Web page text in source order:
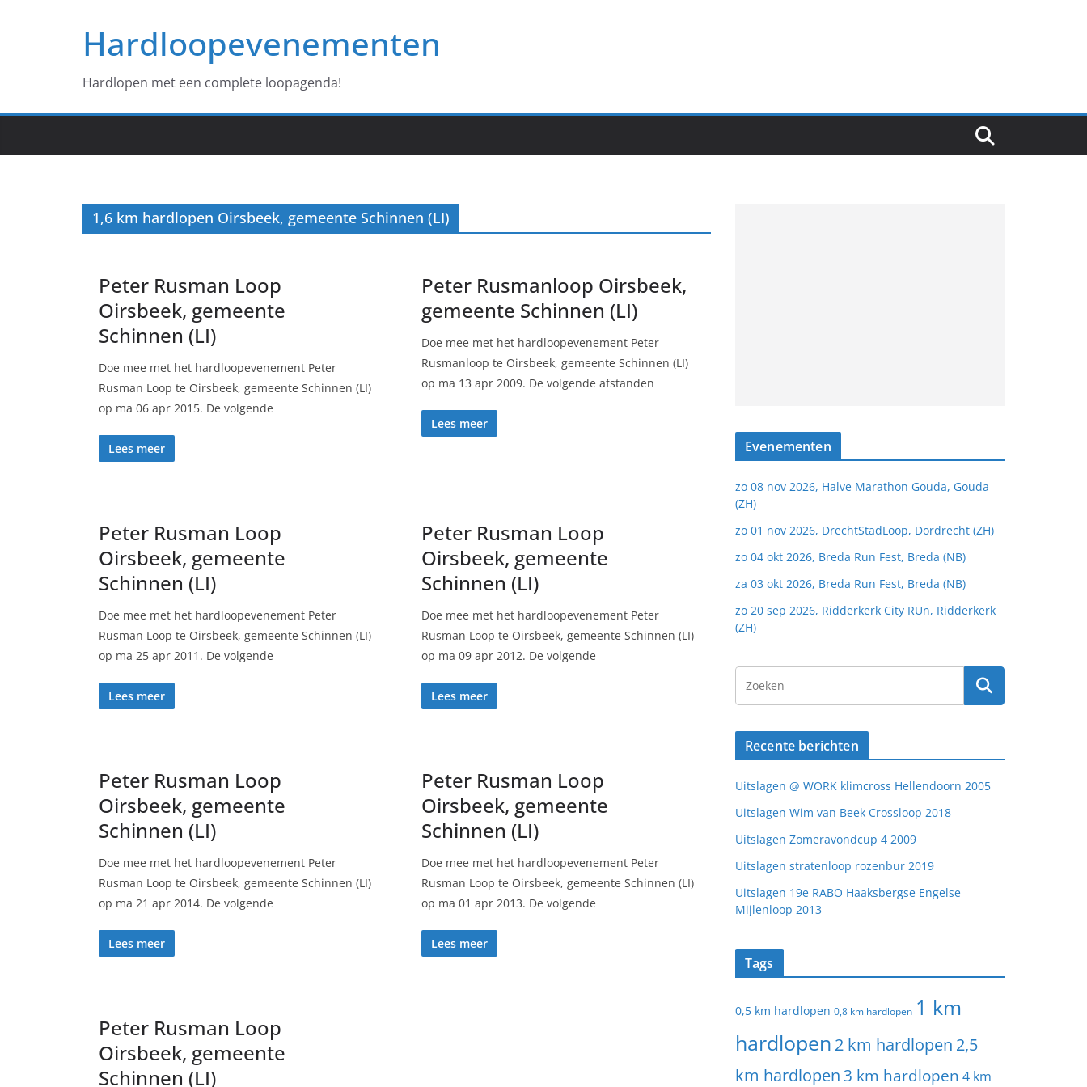
Hardloopevenementen
Hardlopen met een complete loopagenda!
1,6 km hardlopen Oirsbeek, gemeente Schinnen (LI)
Peter Rusman Loop
Oirsbeek, gemeente
Schinnen (LI)
Doe mee met het hardloopevenement Peter
Rusman Loop te Oirsbeek, gemeente Schinnen (LI)
op ma 06 apr 2015. De volgende
Lees meer
Peter Rusmanloop Oirsbeek,
gemeente Schinnen (LI)
Doe mee met het hardloopevenement Peter
Rusmanloop te Oirsbeek, gemeente Schinnen (LI)
op ma 13 apr 2009. De volgende afstanden
Lees meer
Peter Rusman Loop
Oirsbeek, gemeente
Schinnen (LI)
Doe mee met het hardloopevenement Peter
Rusman Loop te Oirsbeek, gemeente Schinnen (LI)
op ma 25 apr 2011. De volgende
Lees meer
Peter Rusman Loop
Oirsbeek, gemeente
Schinnen (LI)
Doe mee met het hardloopevenement Peter
Rusman Loop te Oirsbeek, gemeente Schinnen (LI)
op ma 09 apr 2012. De volgende
Lees meer
Peter Rusman Loop
Oirsbeek, gemeente
Schinnen (LI)
Doe mee met het hardloopevenement Peter
Rusman Loop te Oirsbeek, gemeente Schinnen (LI)
op ma 21 apr 2014. De volgende
Lees meer
Peter Rusman Loop
Oirsbeek, gemeente
Schinnen (LI)
Doe mee met het hardloopevenement Peter
Rusman Loop te Oirsbeek, gemeente Schinnen (LI)
op ma 01 apr 2013. De volgende
Lees meer
Peter Rusman Loop
Oirsbeek, gemeente
Schinnen (LI)
Evenementen
zo 08 nov 2026, Halve Marathon Gouda, Gouda
(ZH)
zo 01 nov 2026, DrechtStadLoop, Dordrecht (ZH)
zo 04 okt 2026, Breda Run Fest, Breda (NB)
za 03 okt 2026, Breda Run Fest, Breda (NB)
zo 20 sep 2026, Ridderkerk City RUn, Ridderkerk
(ZH)
Recente berichten
Uitslagen @ WORK klimcross Hellendoorn 2005
Uitslagen Wim van Beek Crossloop 2018
Uitslagen Zomeravondcup 4 2009
Uitslagen stratenloop rozenbur 2019
Uitslagen 19e RABO Haaksbergse Engelse
Mijlenloop 2013
Tags
0,5 km hardlopen 0,8 km hardlopen 1 km
hardlopen 2 km hardlopen 2,5
km hardlopen 3 km hardlopen 4 km